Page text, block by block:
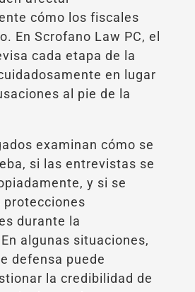
cómo los fiscales
En Scrofano Law PC, el
cada etapa de la
en lugar
al pie de la
examinan cómo se
si las entrevistas se
y si se
protecciones
durante la
algunas situaciones,
defensa puede
la credibilidad de